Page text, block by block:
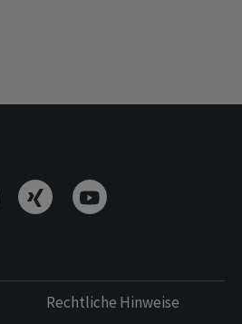
Rechtliche Hinweise